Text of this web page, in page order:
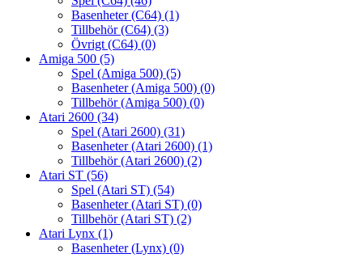
Basenheter (C64) (1)
Tillbehör (C64) (3)
Övrigt (C64) (0)
Amiga 500 (5)
Spel (Amiga 500) (5)
Basenheter (Amiga 500) (0)
Tillbehör (Amiga 500) (0)
Atari 2600 (34)
Spel (Atari 2600) (31)
Basenheter (Atari 2600) (1)
Tillbehör (Atari 2600) (2)
Atari ST (56)
Spel (Atari ST) (54)
Basenheter (Atari ST) (0)
Tillbehör (Atari ST) (2)
Atari Lynx (1)
Basenheter (Lynx) (0)